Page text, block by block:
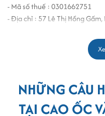
- Mã số thuế : 0301662751
- Địa chỉ : 57 Lê Thị Hồng
VPĐD INTERFRACHT
- Địa chỉ : P.401 #4 57 Lê Thị
CÔNG TY TNHH SAVICOM
- Mã số thuế : 0314961815
NHỮNG CÂU
TẠI CAO ỐC